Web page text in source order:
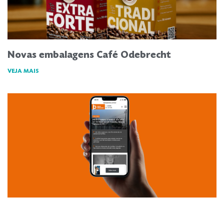
Novas embalagens Café Odebrecht
VEJA MAIS